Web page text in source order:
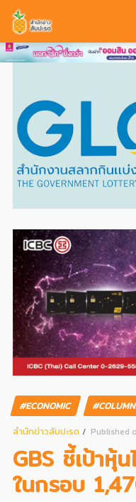
#ECONOMIC
สํานักข่าวสับปะรด
Published
GBS ชี้เป้าหุ้
ในกรอบ